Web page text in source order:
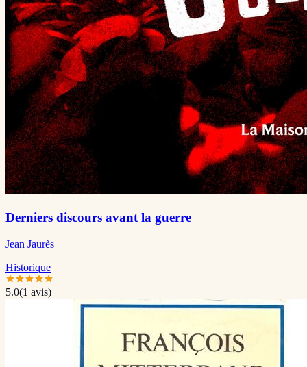
Derniers discours avant la guerre
Jean Jaurès
Historique
5.0(1 avis)